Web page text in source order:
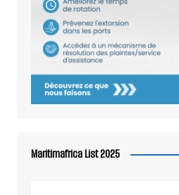
Maritimafrica List 2025